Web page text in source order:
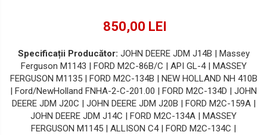
850,00 LEI
Specificații Producător: JOHN DEERE JDM J14B | Massey
Ferguson M1143 | FORD M2C-86B/C | API GL-4 | MASSEY
FERGUSON M1135 | FORD M2C-134B | NEW HOLLAND NH 410B
| Ford/NewHolland FNHA-2-C-201.00 | FORD M2C-134D | JOHN
DEERE JDM J20C | JOHN DEERE JDM J20B | FORD M2C-159A |
JOHN DEERE JDM J14C | FORD M2C-134A | MASSEY
FERGUSON M1145 | ALLISON C4 | FORD M2C-134C |